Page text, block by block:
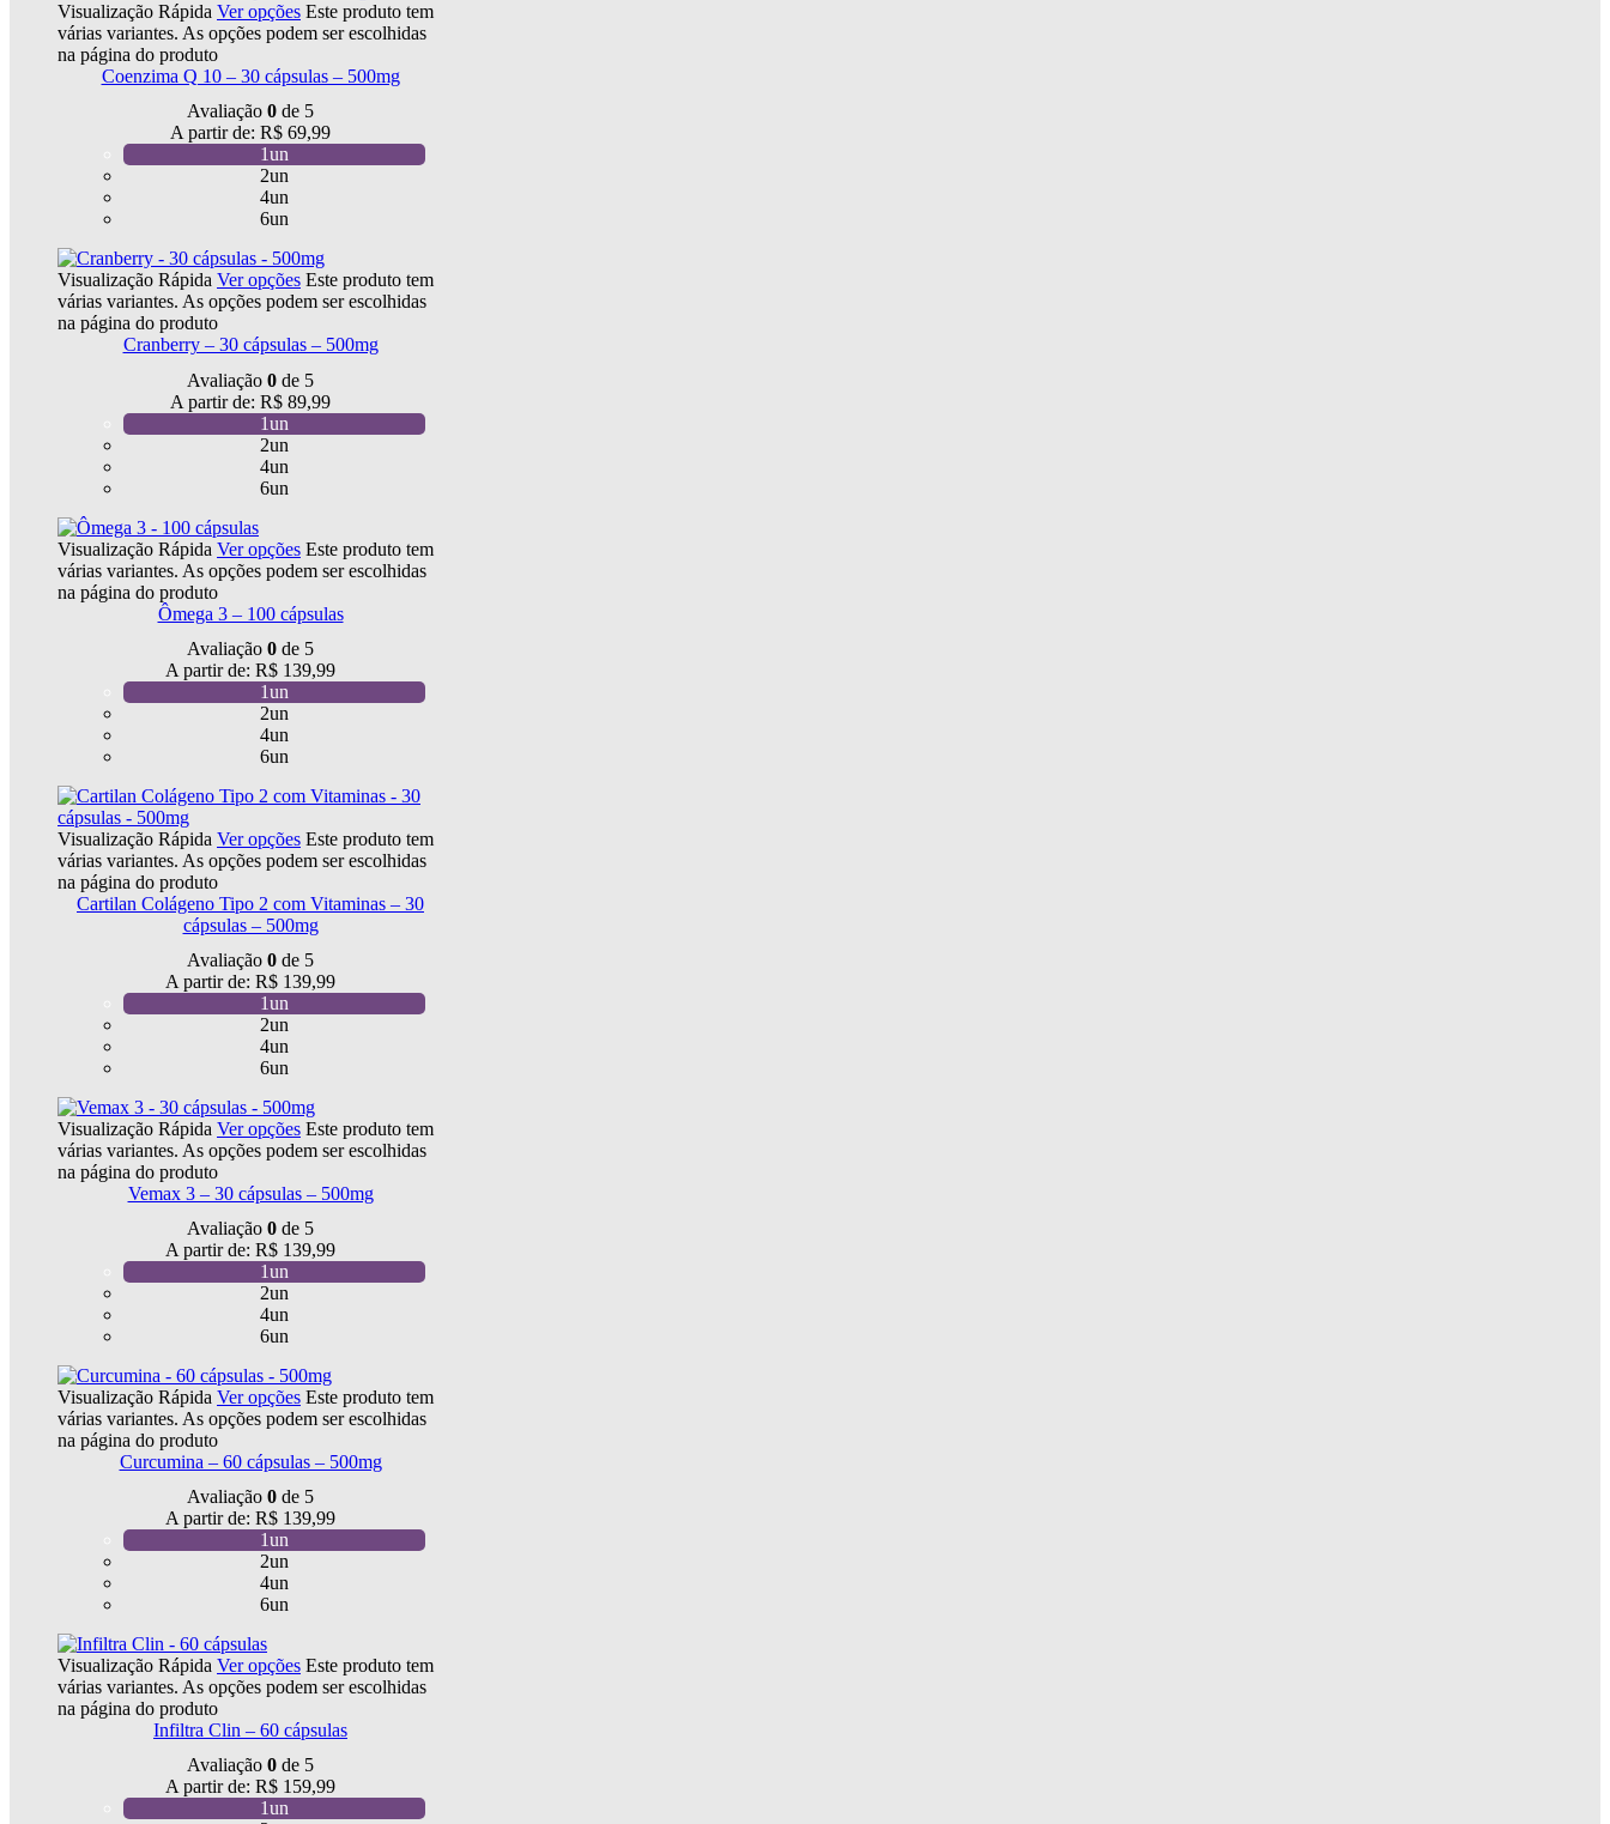
Visualização Rápida Ver opções Este produto tem
várias variantes. As opções podem ser escolhidas
na página do produto
Coenzima Q 10 – 30 cápsulas – 500mg
Avaliação 0 de 5
A partir de: R$ 69,99
1un
2un
4un
6un
Visualização Rápida Ver opções Este produto tem
várias variantes. As opções podem ser escolhidas
na página do produto
Cranberry – 30 cápsulas – 500mg
Avaliação 0 de 5
A partir de: R$ 89,99
1un
2un
4un
6un
Visualização Rápida Ver opções Este produto tem
várias variantes. As opções podem ser escolhidas
na página do produto
Ômega 3 – 100 cápsulas
Avaliação 0 de 5
A partir de: R$ 139,99
1un
2un
4un
6un
Visualização Rápida Ver opções Este produto tem
várias variantes. As opções podem ser escolhidas
na página do produto
Cartilan Colágeno Tipo 2 com Vitaminas – 30
cápsulas – 500mg
Avaliação 0 de 5
A partir de: R$ 139,99
1un
2un
4un
6un
Visualização Rápida Ver opções Este produto tem
várias variantes. As opções podem ser escolhidas
na página do produto
Vemax 3 – 30 cápsulas – 500mg
Avaliação 0 de 5
A partir de: R$ 139,99
1un
2un
4un
6un
Visualização Rápida Ver opções Este produto tem
várias variantes. As opções podem ser escolhidas
na página do produto
Curcumina – 60 cápsulas – 500mg
Avaliação 0 de 5
A partir de: R$ 139,99
1un
2un
4un
6un
Visualização Rápida Ver opções Este produto tem
várias variantes. As opções podem ser escolhidas
na página do produto
Infiltra Clin – 60 cápsulas
Avaliação 0 de 5
A partir de: R$ 159,99
1un